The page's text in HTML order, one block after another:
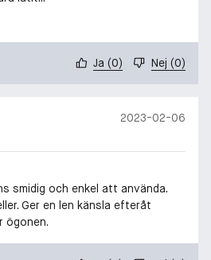
Ja (0) Nej (0)
2023-02-06
smidig och enkel att använda.
Ger en len känsla efteråt
ögonen.